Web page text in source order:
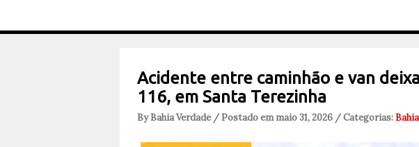
Acidente entre caminhão e van
116, em Santa Terezinha
By Bahia Verdade / Postado em maio 31, 2026 / Categorias:Bahia